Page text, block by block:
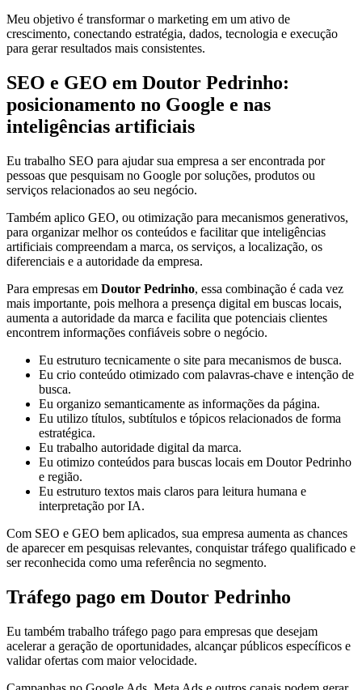
Meu objetivo é transformar o marketing em um ativo de
crescimento, conectando estratégia, dados, tecnologia e execução
para gerar resultados mais consistentes.
SEO e GEO em Doutor Pedrinho:
posicionamento no Google e nas
inteligências artificiais
Eu trabalho SEO para ajudar sua empresa a ser encontrada por
pessoas que pesquisam no Google por soluções, produtos ou
serviços relacionados ao seu negócio.
Também aplico GEO, ou otimização para mecanismos generativos,
para organizar melhor os conteúdos e facilitar que inteligências
artificiais compreendam a marca, os serviços, a localização, os
diferenciais e a autoridade da empresa.
Para empresas em Doutor Pedrinho, essa combinação é cada vez
mais importante, pois melhora a presença digital em buscas locais,
aumenta a autoridade da marca e facilita que potenciais clientes
encontrem informações confiáveis sobre o negócio.
Eu estruturo tecnicamente o site para mecanismos de busca.
Eu crio conteúdo otimizado com palavras-chave e intenção de
busca.
Eu organizo semanticamente as informações da página.
Eu utilizo títulos, subtítulos e tópicos relacionados de forma
estratégica.
Eu trabalho autoridade digital da marca.
Eu otimizo conteúdos para buscas locais em Doutor Pedrinho
e região.
Eu estruturo textos mais claros para leitura humana e
interpretação por IA.
Com SEO e GEO bem aplicados, sua empresa aumenta as chances
de aparecer em pesquisas relevantes, conquistar tráfego qualificado e
ser reconhecida como uma referência no segmento.
Tráfego pago em Doutor Pedrinho
Eu também trabalho tráfego pago para empresas que desejam
acelerar a geração de oportunidades, alcançar públicos específicos e
validar ofertas com maior velocidade.